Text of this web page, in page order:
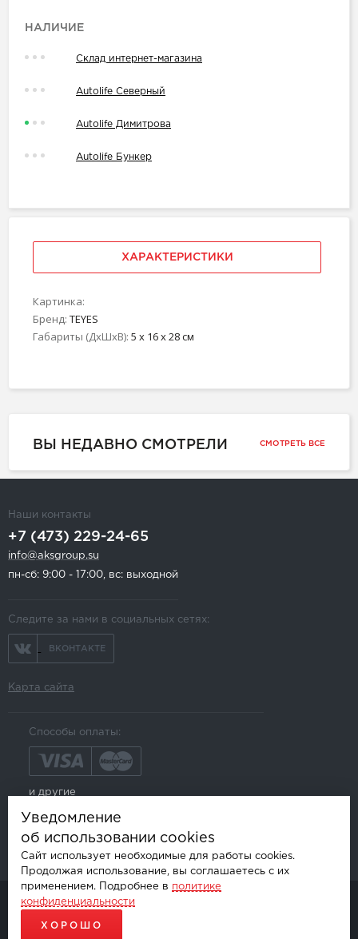
НАЛИЧИЕ
Склад интернет-магазина
Autolife Северный
Autolife Димитрова
Autolife Бункер
ХАРАКТЕРИСТИКИ
Картинка:
Бренд: TEYES
Габариты (ДхШхВ): 5 x 16 x 28 см
ВЫ НЕДАВНО СМОТРЕЛИ СМОТРЕТЬ ВСЕ
Наши контакты
+7 (473) 229-24-65
info@aksgroup.su
пн-сб: 9:00 - 17:00, вс: выходной
Следите за нами в социальных сетях:
ВКОНТАКТЕ
Карта сайта
Способы оплаты:
и другие
© AKSGROUP, 2026.
ПРОДАЖА И УСТАНОВКА АВТОМОБИЛЬНОЙ ЭЛЕКТРОНИКИ
Уведомление
об использовании cookies
Сайт использует необходимые для работы cookies.
Продолжая использование, вы соглашаетесь с их
применением. Подробнее в политике
конфиденциальности
ХОРОШО